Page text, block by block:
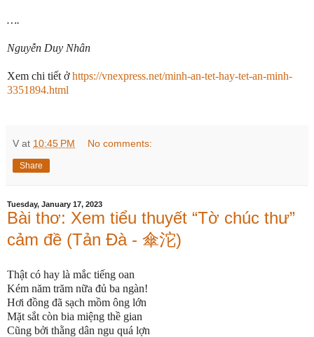
….
Nguyễn Duy Nhân
Xem chi tiết ởhttps://vnexpress.net/minh-an-tet-hay-tet-an-minh-
3351894.html
V at 10:45 PM No comments:
Share
Tuesday, January 17, 2023
Bài thơ: Xem tiểu thuyết “Tờ chúc thư”
cảm đề (Tản Đà - 傘沱)
Thật có hay là mắc tiếng oan
Kém năm trăm nữa đủ ba ngàn!
Hơi đồng đã sạch mồm ông lớn
Mặt sắt còn bia miệng thề gian
Cũng bởi thằng dân ngu quá lợn